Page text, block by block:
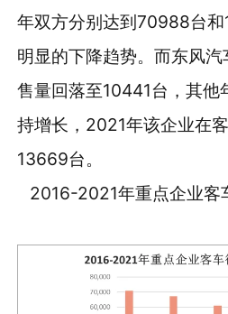
年双方分别达到70988台和
明显的下降趋势。而东风
售量回落至10441台，其他
持增长，2021年该企业在
13669台。
2016-2021年重点企业客